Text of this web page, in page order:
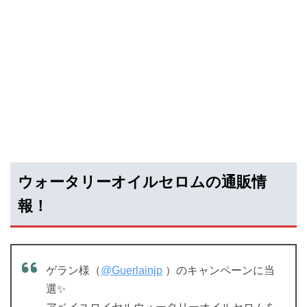
ウォータリーオイルセロムの通販情
報！
ゲラン様（@Guerlainjp ）のキャンペーンに当
選✨